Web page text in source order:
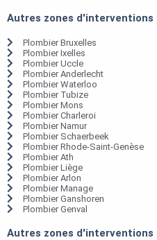
Autres zones d'interventions
Plombier Bruxelles
Plombier Ixelles
Plombier Uccle
Plombier Anderlecht
Plombier Waterloo
Plombier Tubize
Plombier Mons
Plombier Charleroi
Plombier Namur
Plombier Schaerbeek
Plombier Rhode-Saint-Genèse
Plombier Ath
Plombier Liège
Plombier Arlon
Plombier Manage
Plombier Ganshoren
Plombier Genval
Autres zones d'interventions